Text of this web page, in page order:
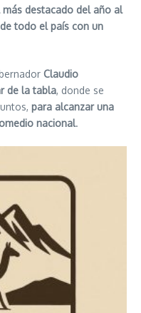
más destacado del año al
todo el país con un
Claudio
de la tabla, donde se
para alcanzar una
nacional.